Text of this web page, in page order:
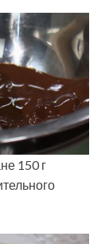
150 г